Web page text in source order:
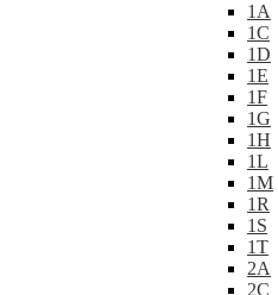
1A
1C
1D
1E
1F
1G
1H
1L
1M
1R
1S
1T
2A
2C